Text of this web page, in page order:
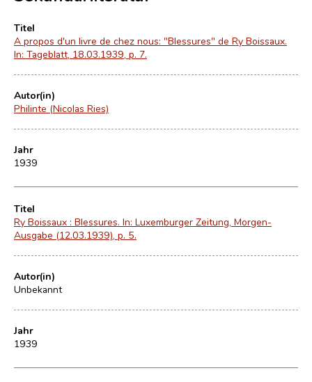
Titel
A propos d'un Iivre de chez nous: "BIessures" de Ry Boissaux.
In: Tageblatt, 18.03.1939, p. 7.
Autor(in)
Philinte (Nicolas Ries)
Jahr
1939
Titel
Ry Boissaux : Blessures. In: Luxemburger Zeitung, Morgen-
Ausgabe (12.03.1939), p. 5.
Autor(in)
Unbekannt
Jahr
1939